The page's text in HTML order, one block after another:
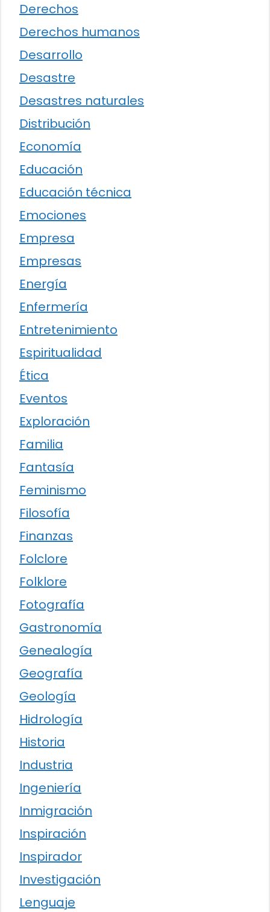
Derechos
Derechos humanos
Desarrollo
Desastre
Desastres naturales
Distribución
Economía
Educación
Educación técnica
Emociones
Empresa
Empresas
Energía
Enfermería
Entretenimiento
Espiritualidad
Ética
Eventos
Exploración
Familia
Fantasía
Feminismo
Filosofía
Finanzas
Folclore
Folklore
Fotografía
Gastronomía
Genealogía
Geografía
Geología
Hidrología
Historia
Industria
Ingeniería
Inmigración
Inspiración
Inspirador
Investigación
Lenguaje